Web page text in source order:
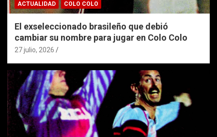
ACTUALIDAD COLO COLO
El exseleccionado brasileño que debió
cambiar su nombre para jugar en Colo Colo
27 julio, 2026